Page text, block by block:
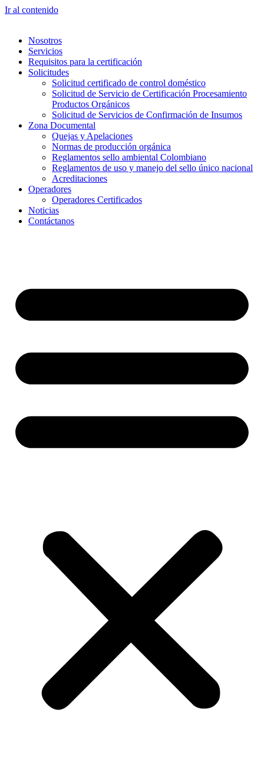
Ir al contenido
Nosotros
Servicios
Requisitos para la certificación
Solicitudes
Solicitud certificado de control doméstico
Solicitud de Servicio de Certificación Procesamiento
Productos Orgánicos
Solicitud de Servicios de Confirmación de Insumos
Zona Documental
Quejas y Apelaciones
Normas de producción orgánica
Reglamentos sello ambiental Colombiano
Reglamentos de uso y manejo del sello único nacional
Acreditaciones
Operadores
Operadores Certificados
Noticias
Contáctanos